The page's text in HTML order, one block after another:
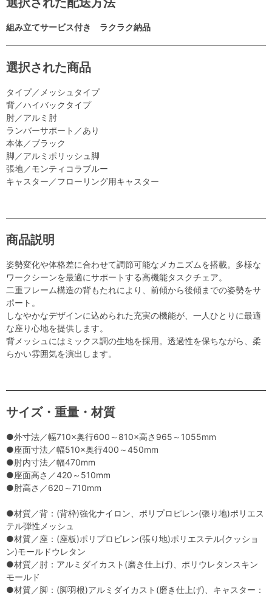
組み立てサービス付き ラクラク納品
選択された商品
タイプ／メッシュタイプ
背／ハイバックタイプ
肘／アルミ肘
ランバーサポート／あり
本体／ブラック
脚／アルミポリッシュ脚
張地／モンティコラブルー
キャスター／フローリング用キャスター
商品説明
姿勢変化や体格差に合わせて調節可能なメカニズムを搭載。多様な
ワークシーンを最適にサポートする高機能タスクチェア。
二重フレーム構造の背もたれにより、前傾から後傾までの姿勢をサ
ポート。
しなやかなデザインに込められた充実の機能が、一人ひとりに最適
な座り心地を提供します。
背メッシュにはミックス調の生地を採用。透過性を保ちながら、柔
らかい雰囲気を演出します。
サイズ・重量・材質
●外寸法／幅710×奥行600～810×高さ965～1055mm
●座面寸法／幅510×奥行400～450mm
●肘内寸法／幅470mm
●座面高さ／420～510mm
●肘高さ／620～710mm
●材質／背：(背枠)強化ナイロン、ポリプロピレン(張り地)ポリエス
テル弾性メッシュ
●材質／座：(座板)ポリプロピレン(張り地)ポリエステル(クッショ
ン)モールドウレタン
●材質／肘：アルミダイカスト(磨き仕上げ)、ポリウレタンスキン
モールド
●材質／脚：(脚羽根)アルミダイカスト(磨き仕上げ)、キャスター：